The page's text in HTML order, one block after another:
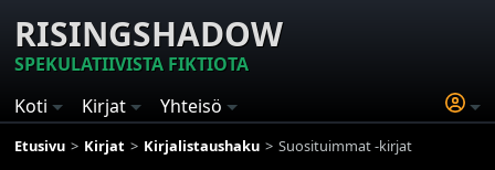
RISINGSHADOW
SPEKULATIIVISTA FIKTIOTA
Koti
Kirjat Yhteisö
Etusivu Kirjat Kirjalistaushaku Suosituimmat -kirjat